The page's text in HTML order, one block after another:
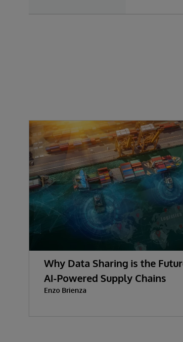
Why Data Sharing is the
AI-Powered Supply Chains
Enzo Brienza